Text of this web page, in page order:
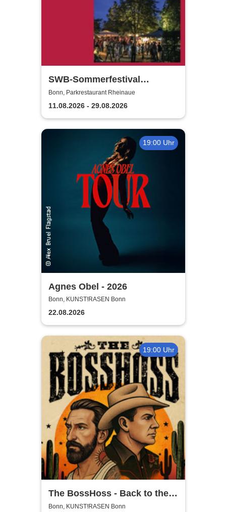
SWB-Sommerfestival
Rheinaue
Bonn, Parkrestaurant Rheinaue
11.08.2026 - 29.08.2026
19:00 Uhr
Agnes Obel - 2026
Bonn, KUNST!RASEN Bonn
22.08.2026
19:00 Uhr
The BossHoss - Back to the
Boots - LIVE - Summer 2026
Bonn, KUNST!RASEN Bonn